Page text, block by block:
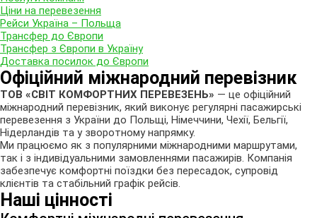
Ціни на перевезення
Рейси Україна – Польща
Трансфер до Європи
Трансфер з Європи в Україну
Доставка посилок до Європи
Офіційний міжнародний перевізник
ТОВ «СВІТ КОМФОРТНИХ ПЕРЕВЕЗЕНЬ» — це офіційний
міжнародний перевізник, який виконує регулярні пасажирські
перевезення з України до Польщі, Німеччини, Чехії, Бельгії,
Нідерландів та у зворотному напрямку.
Ми працюємо як з популярними міжнародними маршрутами,
так і з індивідуальними замовленнями пасажирів. Компанія
забезпечує комфортні поїздки без пересадок, супровід
клієнтів та стабільний графік рейсів.
Наші цінності